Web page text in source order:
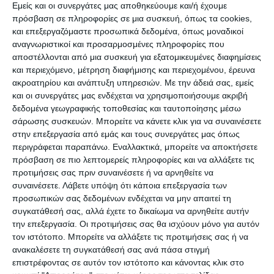
Εμείς και οι συνεργάτες μας αποθηκεύουμε και/ή έχουμε
πρόσβαση σε πληροφορίες σε μια συσκευή, όπως τα cookies,
και επεξεργαζόμαστε προσωπικά δεδομένα, όπως μοναδικοί
αναγνωριστικοί και προσαρμοσμένες πληροφορίες που
αποστέλλονται από μια συσκευή για εξατομικευμένες διαφημίσεις
και περιεχόμενο, μέτρηση διαφήμισης και περιεχομένου, έρευνα
ακροατηρίου και ανάπτυξη υπηρεσιών. Με την άδειά σας, εμείς
και οι συνεργάτες μας ενδέχεται να χρησιμοποιήσουμε ακριβή
δεδομένα γεωγραφικής τοποθεσίας και ταυτοποίησης μέσω
σάρωσης συσκευών. Μπορείτε να κάνετε κλικ για να συναινέσετε
στην επεξεργασία από εμάς και τους συνεργάτες μας όπως
περιγράφεται παραπάνω. Εναλλακτικά, μπορείτε να αποκτήσετε
πρόσβαση σε πιο λεπτομερείς πληροφορίες και να αλλάξετε τις
προτιμήσεις σας πριν συναινέσετε ή να αρνηθείτε να
συναινέσετε. Λάβετε υπόψη ότι κάποια επεξεργασία των
προσωπικών σας δεδομένων ενδέχεται να μην απαιτεί τη
συγκατάθεσή σας, αλλά έχετε το δικαίωμα να αρνηθείτε αυτήν
την επεξεργασία. Οι προτιμήσεις σας θα ισχύουν μόνο για αυτόν
τον ιστότοπο. Μπορείτε να αλλάξετε τις προτιμήσεις σας ή να
ανακαλέσετε τη συγκατάθεσή σας ανά πάσα στιγμή
επιστρέφοντας σε αυτόν τον ιστότοπο και κάνοντας κλικ στο
τους διαλόγους με έμμετρους στίχους!
Η ιστορία των Ομιλιών αρχίζει από την
Ενετοκρατία και κατά πολλούς αποτελεί μια
μείξη του κρητικού και του βενετσιάνικου
θεάτρου, της εποχής. Στη Ζάκυνθο, μετά την
κατάληψη της Κρήτης από τους Οθωμανούς το
1646, μετανάστευσαν χιλιάδες Κρήτες για την
αποφυγή αντιποίνων. Μαζί τους έφεραν ένα
μεγάλο πλούτο παραδόσεων της εποχής εκείνης.
Οι πρώτες ιστορικά ομιλίες που παίζονται μέχρι
σήμερα είναι ο «Ερωτόκριτος», η «Θυσία του
Αβραάμ», η «Ερωφίλη» και άλλες.
Ομιλίες με ερωτικό περιεχόμενο που γράφτηκαν